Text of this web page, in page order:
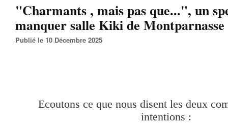
"Charmants , mais pas que...", un
manquer salle Kiki de
Publié le 10 Décembre 2025
Ecoutons ce que nous disent les deux
intentions :